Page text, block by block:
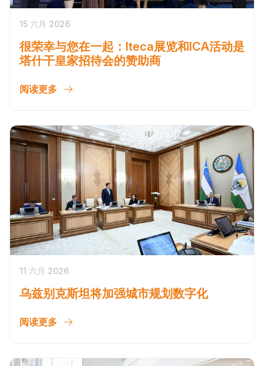
15 六月 2026
很荣幸与您在一起：Iteca展览和ICA活动是
塔什干皇家招待会的赞助商
阅读更多
11 六月 2026
乌兹别克斯坦将加强城市规划数字化
阅读更多